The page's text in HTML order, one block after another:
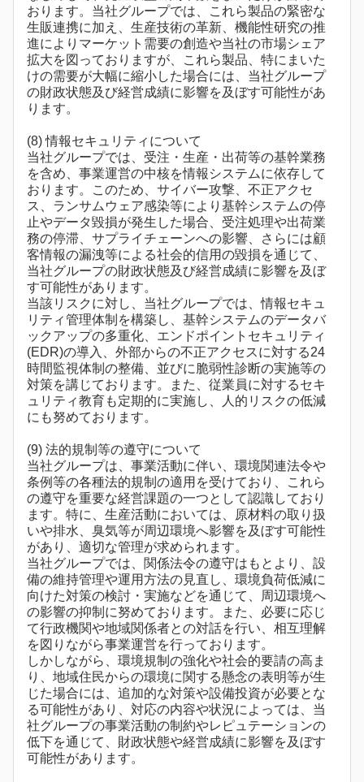
おります。当社グループでは、これら製品の緊密な
生販連携に加え、生産技術の革新、機能性研究の推
進によりマーケット需要の創造や当社の市場シェア
拡大を図っておりますが、これら製品、特にまいた
けの需要が大幅に縮小した場合には、当社グループ
の財政状態及び経営成績に影響を及ぼす可能性があ
ります。
(8) 情報セキュリティについて
当社グループでは、受注・生産・出荷等の基幹業務
を含め、事業運営の中核を情報システムに依存して
おります。このため、サイバー攻撃、不正アクセ
ス、ランサムウェア感染等により基幹システムの停
止やデータ毀損が発生した場合、受注処理や出荷業
務の停滞、サプライチェーンへの影響、さらには顧
客情報の漏洩等による社会的信用の毀損を通じて、
当社グループの財政状態及び経営成績に影響を及ぼ
す可能性があります。
当該リスクに対し、当社グループでは、情報セキュ
リティ管理体制を構築し、基幹システムのデータバ
ックアップの多重化、エンドポイントセキュリティ
(EDR)の導入、外部からの不正アクセスに対する24
時間監視体制の整備、並びに脆弱性診断の実施等の
対策を講じております。また、従業員に対するセキ
ュリティ教育も定期的に実施し、人的リスクの低減
にも努めております。
(9) 法的規制等の遵守について
当社グループは、事業活動に伴い、環境関連法令や
条例等の各種法的規制の適用を受けており、これら
の遵守を重要な経営課題の一つとして認識しており
ます。特に、生産活動においては、原材料の取り扱
いや排水、臭気等が周辺環境へ影響を及ぼす可能性
があり、適切な管理が求められます。
当社グループでは、関係法令の遵守はもとより、設
備の維持管理や運用方法の見直し、環境負荷低減に
向けた対策の検討・実施などを通じて、周辺環境へ
の影響の抑制に努めております。また、必要に応じ
て行政機関や地域関係者との対話を行い、相互理解
を図りながら事業運営を行っております。
しかしながら、環境規制の強化や社会的要請の高ま
り、地域住民からの環境に関する懸念の表明等が生
じた場合には、追加的な対策や設備投資が必要とな
る可能性があり、対応の内容や状況によっては、当
社グループの事業活動の制約やレピュテーションの
低下を通じて、財政状態や経営成績に影響を及ぼす
可能性があります。